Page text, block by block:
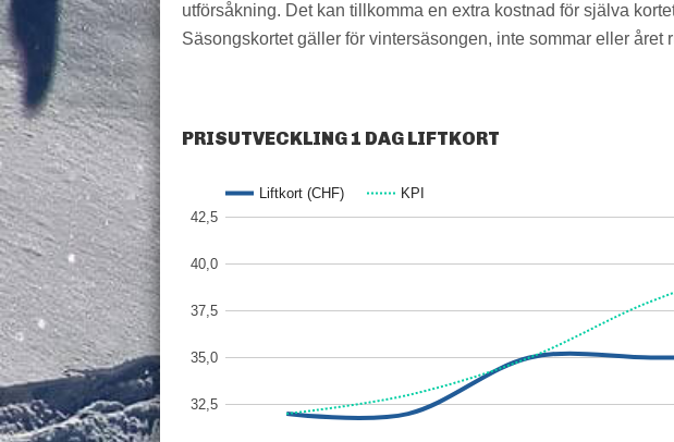
utförsåkning. Det kan tillkomma en extra kostnad för själva
Säsongskortet gäller för vintersäsongen, inte sommar eller året
PRISUTVECKLING 1 DAG LIFTKORT
Liftkort (CHF) KPI
32,5
35,0
37,5
40,0
42,5